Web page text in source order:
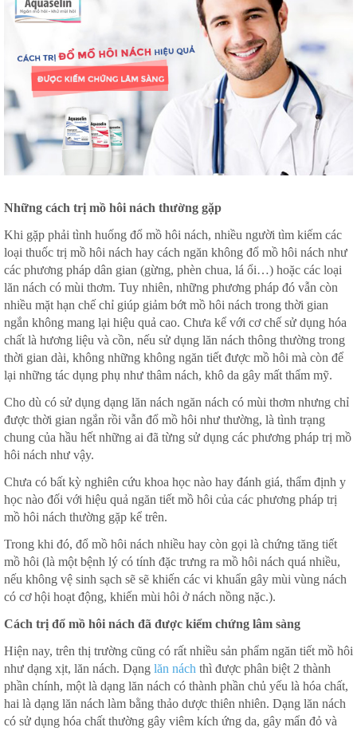
Những cách trị mồ hôi nách thường gặp
Khi gặp phải tình huống đổ mồ hôi nách, nhiều người tìm kiếm các
loại thuốc trị mồ hôi nách hay cách ngăn không đổ mồ hôi nách như
các phương pháp dân gian (gừng, phèn chua, lá ổi…) hoặc các loại
lăn nách có mùi thơm. Tuy nhiên, những phương pháp đó vẫn còn
nhiều mặt hạn chế chỉ giúp giảm bớt mồ hôi nách trong thời gian
ngắn không mang lại hiệu quả cao. Chưa kể với cơ chế sử dụng hóa
chất là hương liệu và cồn, nếu sử dụng lăn nách thông thường trong
thời gian dài, không những không ngăn tiết được mồ hôi mà còn để
lại những tác dụng phụ như thâm nách, khô da gây mất thẩm mỹ.
Cho dù có sử dụng dạng lăn nách ngăn nách có mùi thơm nhưng chỉ
được thời gian ngắn rồi vẫn đổ mồ hôi như thường, là tình trạng
chung của hầu hết những ai đã từng sử dụng các phương pháp trị mồ
hôi nách như vậy.
Chưa có bất kỳ nghiên cứu khoa học nào hay đánh giá, thẩm định y
học nào đối với hiệu quả ngăn tiết mồ hôi của các phương pháp trị
mồ hôi nách thường gặp kể trên.
Trong khi đó, đổ mồ hôi nách nhiều hay còn gọi là chứng tăng tiết
mồ hôi (là một bệnh lý có tính đặc trưng ra mồ hôi nách quá nhiều,
nếu không vệ sinh sạch sẽ sẽ khiến các vi khuẩn gây mùi vùng nách
có cơ hội hoạt động, khiến mùi hôi ở nách nồng nặc.).
Cách trị đổ mồ hôi nách đã được kiểm chứng lâm sàng
Hiện nay, trên thị trường cũng có rất nhiều sản phẩm ngăn tiết mồ hôi
như dạng xịt, lăn nách. Dạng lăn nách thì được phân biệt 2 thành
phần chính, một là dạng lăn nách có thành phần chủ yếu là hóa chất,
hai là dạng lăn nách làm bằng thảo dược thiên nhiên. Dạng lăn nách
có sử dụng hóa chất thường gây viêm kích ứng da, gây mẩn đỏ và